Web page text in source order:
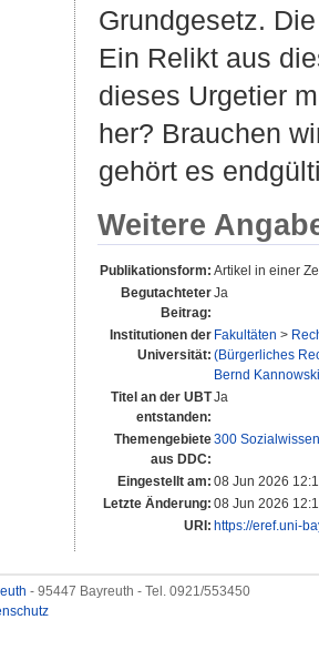
Grundgesetz.
Ein Relikt aus
dieses Urgetier
her? Brauchen
gehört es
Weitere
Publikationsform: Artikel in einer
Begutachteter
Beitrag:
Ja
Institutionen der
Universität:
Fakultäten >
(Bürgerliches
Bernd Kannowski
Titel an der UBT
entstanden:
Ja
Themengebiete
aus DDC:
300
Eingestellt am: 08 Jun 2026
Letzte Änderung: 08 Jun 2026
URI: https://eref.uni-
- 95447 Bayreuth - Tel. 0921/553450